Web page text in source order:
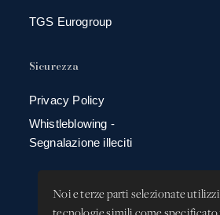
Noi e terze parti selezionate
TGS Eurogroup
Sicurezza
Privacy Policy
Whistleblowing -
Segnalazione illeciti